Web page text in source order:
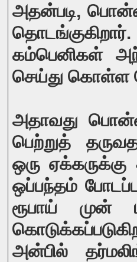
அதன்படி,
கம்பெனிகள்
செய்து கொள்ள
அதாவது
பெற்றுத்
ஒரு
ஒப்பந்தம்
ரூபாய் முன்
அன்பில்